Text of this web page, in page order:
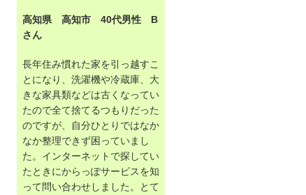
高知県 高知市 40代男性 B
さん
長年住み慣れた家を引っ越すこ
とになり、洗濯機や冷蔵庫、大
きな家具類などは古くなってい
たので全て捨てるつもりだった
のですが、自分ひとりではなか
なか整理できず困っていまし
た。インターネットで探してい
たときにからっぽサービスを知
って問い合わせしました。とて